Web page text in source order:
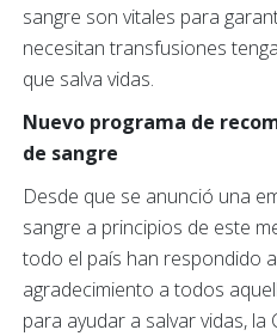
sangre son vitales para
necesitan transfusiones
que salva vidas.
Nuevo programa de
de sangre
Desde que se anunció una
sangre a principios de este
todo el país han respondido
agradecimiento a todos
para ayudar a salvar vidas, la